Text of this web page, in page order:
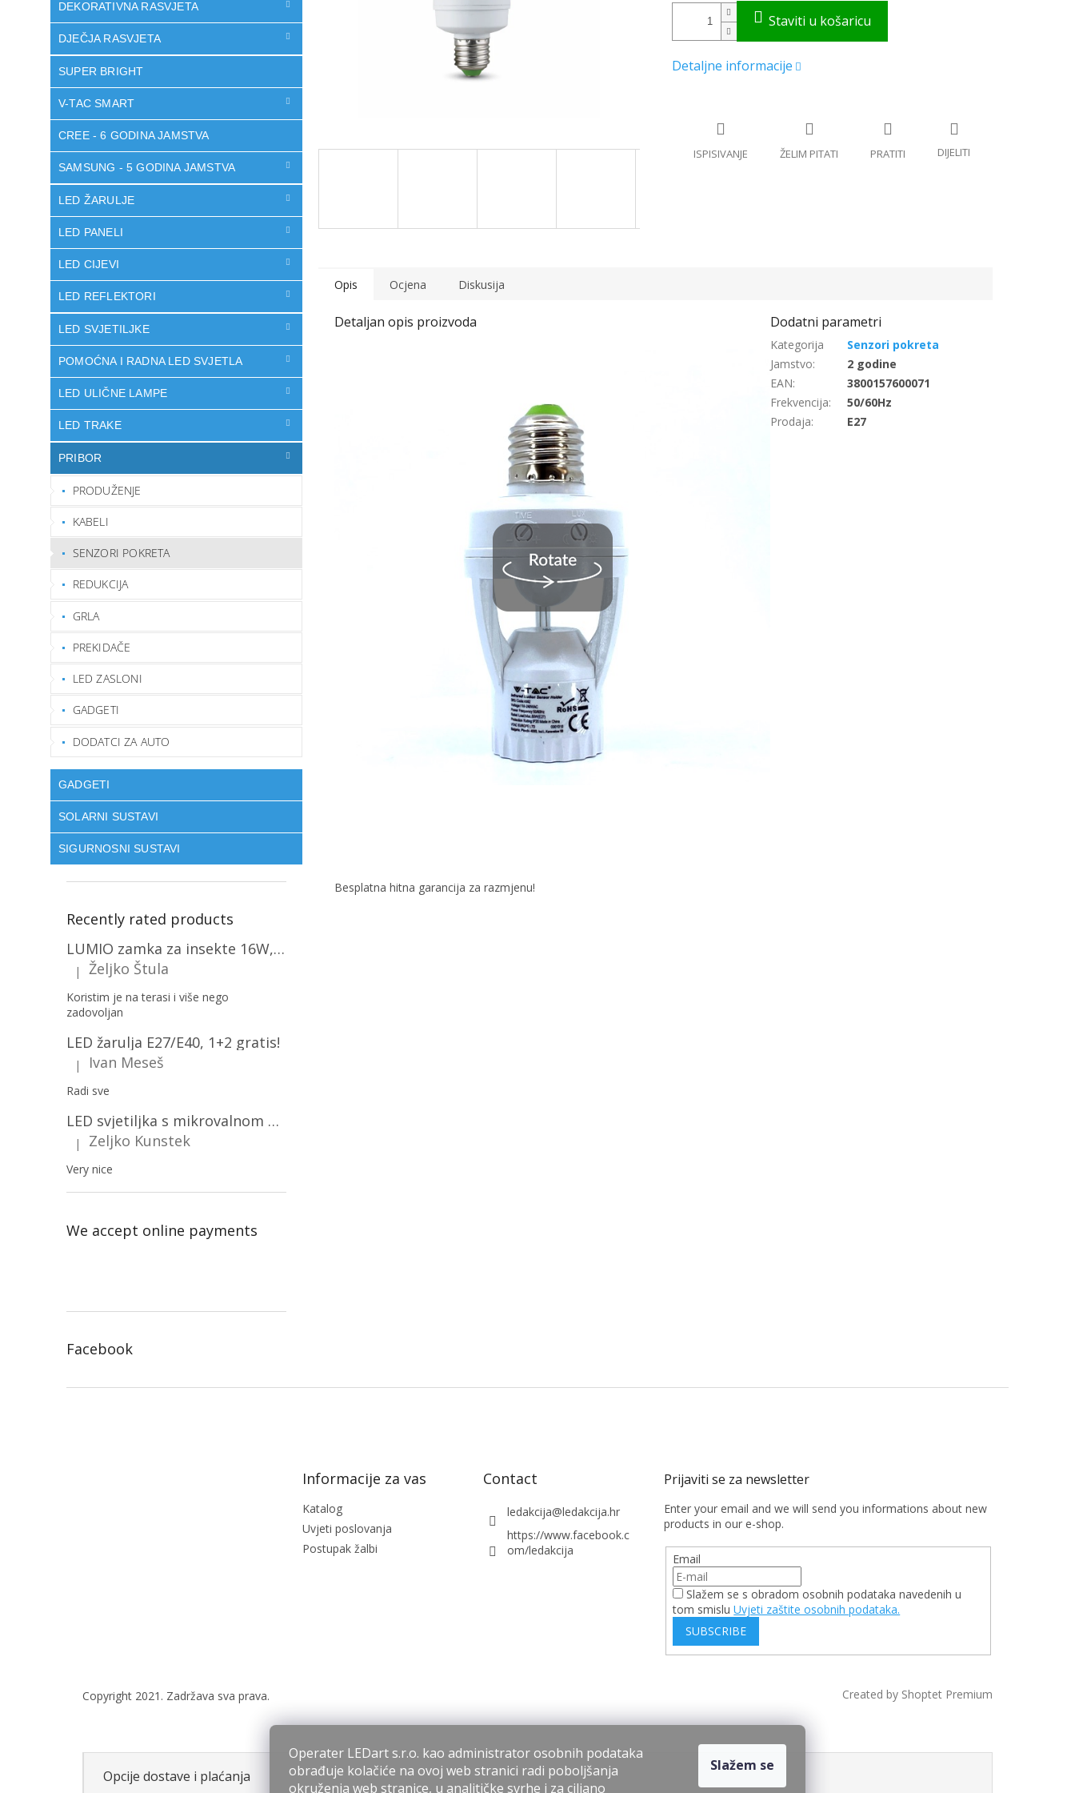
Operater LEDart s.r.o. kao administrator osobnih podataka
obrađuje kolačiće na ovoj web stranici radi poboljšanja
okruženja web stranice, u analitičke svrhe i za ciljano
DEKORATIVNA RASVJETA
DJEČJA RASVJETA
SUPER BRIGHT
V-TAC SMART
CREE - 6 GODINA JAMSTVA
SAMSUNG - 5 GODINA JAMSTVA
LED ŽARULJE
LED PANELI
LED CIJEVI
LED REFLEKTORI
LED SVJETILJKE
POMOĆNA I RADNA LED SVJETLA
LED ULIČNE LAMPE
LED TRAKE
PRIBOR
PRODUŽENJE
KABELI
SENZORI POKRETA
REDUKCIJA
GRLA
PREKIDAČE
LED ZASLONI
GADGETI
DODATCI ZA AUTO
GADGETI
SOLARNI SUSTAVI
SIGURNOSNI SUSTAVI
Recently rated products
LUMIO zamka za insekte 16W, 1+1 gratis! [MKE004]
The product rating is 5 out of 5 stars.
| Željko Štula
Koristim je na terasi i više nego
zadovoljan
LED žarulja E27/E40, 1+2 gratis!
The product rating is 5 out of 5 stars.
| Ivan Meseš
Radi sve
LED svjetiljka s mikrovalnom pećnicom i svjetlosnim senzorom 36W, 3820lm, okrugla, bijeli okvir/2-PACK!
The product rating is 5 out of 5 stars.
| Zeljko Kunstek
Very nice
We accept online payments
Facebook
Opis Ocjena Diskusija
Besplatna hitna garancija za razmjenu!
Senzori pokreta
Jamstvo:
2 godine
EAN:
3800157600071
Frekvencija:
50/60Hz
Prodaja: E27
Informacije za vas
Katalog
Uvjeti poslovanja
Postupak žalbi
Contact
ledakcija@ledakcija.hr
https://www.facebook.c
om/ledakcija
Enter your email and we will send you informations about new
products in our e-shop.
Email
Slažem se s obradom osobnih podataka navedenih u
tom smisluUvjeti zaštite osobnih podataka.
SUBSCRIBE
Created by Shoptet Premium
Opcije dostave i plaćanja